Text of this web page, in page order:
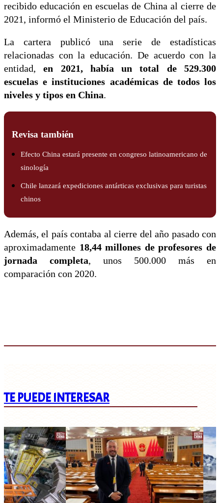
recibido educación en escuelas de China al cierre de
2021, informó el Ministerio de Educación del país.
La cartera publicó una serie de estadísticas
relacionadas con la educación. De acuerdo con la
entidad,en 2021, había un total de 529.300
escuelas e instituciones académicas de todos los
niveles y tipos en China.
Revisa también
Efecto China estará presente en congreso latinoamericano de
sinología
Chile lanzará expediciones antárticas exclusivas para turistas
chinos
Además, el país contaba al cierre del año pasado con
aproximadamente 18,44 millones de profesores de
jornada completa, unos 500.000 más en
comparación con 2020.
TE PUEDE INTERESAR